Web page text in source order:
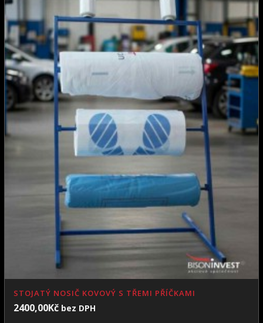
STOJATÝ NOSIČ KOVOVÝ S TŘEMI PŘÍČKAMI
2400,00Kč bez DPH